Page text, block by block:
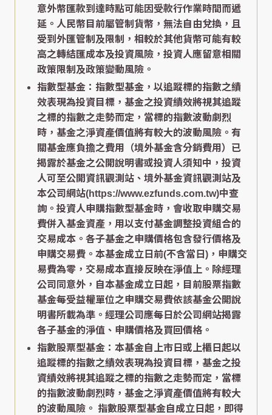
意外幣匯款到達時點可能因受款行作業時間而遞
延。人民幣目前屬管制貨幣，無法自由兌換，且
受到外匯管制及限制，相較於其他貨幣可能有較
高之轉結匯成本及投資風險，投資人應留意相關
政策限制及政策變動風險。
指數型基金：指數型基金，以追蹤標的指數之績
效表現為投資目標，基金之投資績效將視其追蹤
之標的指數之走勢而定，當標的指數波動劇烈
時，基金之淨資產價值將有較大的波動風險。有
關基金應負擔之費用（境外基金含分銷費用）已
揭露於基金之公開說明書或投資人須知中，投資
人可至公開資訊觀測站、境外基金資訊觀測站及
本公司網站(https://www.ezfunds.com.tw)中查
詢。投資人申購指數型基金時，會收取申購交易
費併入基金資產，用以支付基金調整投資組合的
交易成本。各子基金之申購價格包含發行價格及
申購交易費。本基金成立日前(不含當日)，申購交
易費為零，交易成本直接反映在淨值上。除經理
公司同意外，自本基金成立日起，目前股票指數
基金每受益權單位之申購交易費依該基金公開說
明書所載為準。經理公司應每日於公司網站揭露
各子基金的淨值、申購價格及買回價格。
指數股票型基金：本基金自上市日或上櫃日起以
追蹤標的指數之績效表現為投資目標，基金之投
資績效將視其追蹤之標的指數之走勢而定，當標
的指數波動劇烈時，基金之淨資產價值將有較大
的波動風險。 指數股票型基金自成立日起，即得